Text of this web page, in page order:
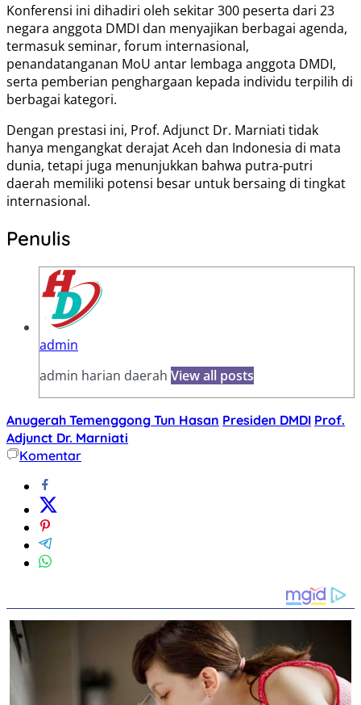
Konferensi ini dihadiri oleh sekitar 300 peserta dari 23
negara anggota DMDI dan menyajikan berbagai agenda,
termasuk seminar, forum internasional,
penandatanganan MoU antar lembaga anggota DMDI,
serta pemberian penghargaan kepada individu terpilih di
berbagai kategori.
Dengan prestasi ini, Prof. Adjunct Dr. Marniati tidak
hanya mengangkat derajat Aceh dan Indonesia di mata
dunia, tetapi juga menunjukkan bahwa putra-putri
daerah memiliki potensi besar untuk bersaing di tingkat
internasional.
Penulis
admin
admin harian daerah View all posts
Anugerah Temenggong Tun Hasan Presiden DMDI Prof.
Adjunct Dr. Marniati
Komentar